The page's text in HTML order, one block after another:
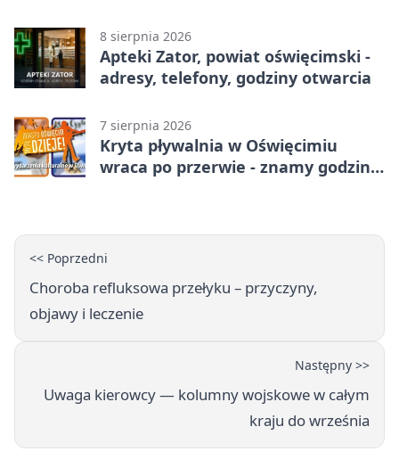
8 sierpnia 2026
Apteki Zator, powiat oświęcimski -
adresy, telefony, godziny otwarcia
7 sierpnia 2026
Kryta pływalnia w Oświęcimiu
wraca po przerwie - znamy godziny
<< Poprzedni
Choroba refluksowa przełyku – przyczyny,
objawy i leczenie
Następny >>
Uwaga kierowcy — kolumny wojskowe w całym
kraju do września